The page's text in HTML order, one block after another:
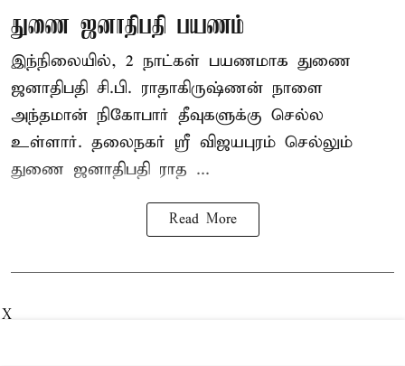
துணை ஜனாதிபதி பயணம்
இந்நிலையில், 2 நாட்கள் பயணமாக துணை
ஜனாதிபதி சி.பி. ராதாகிருஷ்ணன் நாளை
அந்தமான் நிகோபார் தீவுகளுக்கு செல்ல
உள்ளார். தலைநகர் ஸ்ரீ விஜயபுரம் செல்லும்
துணை ஜனாதிபதி ராத ...
Read More
X